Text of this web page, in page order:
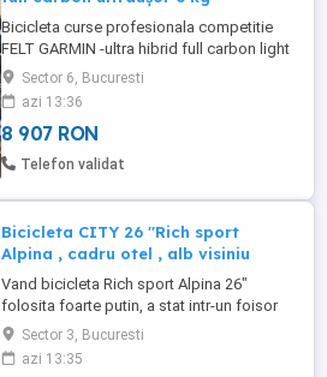
Bicicleta curse profesionala competitie
FELT GARMIN -ultra hibrid full carbon light
designed by CALIFORNIA - ...de excepție
ready to race, din cate stiu gasit pe net in
urma unei cautari rapide, cu fix modelul
asta s a alergat folosit competitie si in
turul Frantei, deosebit de bine lucrata in
Sector 6, Bucuresti
azi 13:36
8 907 RON
Telefon validat
Bicicleta CITY 26 ''Rich sport
Alpina , cadru otel , alb visiniu
Vand bicicleta Rich sport Alpina 26"
folosita foarte putin, a stat intr-un foisor
mai mult decat a fost folosita. Pret 550 lei .
Sector 3, Bucuresti
azi 13:35